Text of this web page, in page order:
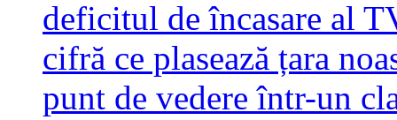
deficitul de încasare al
cifră ce plasează țara
punt de vedere într-un